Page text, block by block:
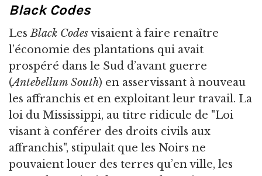
Black Codes
LesBlack Codesvisaient à faire renaître
l’économie des plantations qui avait
prospéré dans le Sud d’avant guerre
(Antebellum South) en asservissant à nouveau
les affranchis et en exploitant leur travail. La
loi du Mississippi, au titre ridicule de "Loi
visant à conférer des droits civils aux
affranchis", stipulait que les Noirs ne
pouvaient louer des terres qu’en ville, les